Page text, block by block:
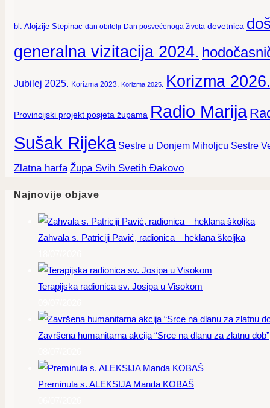
bl. Alojzije Stepinac dan obitelji Dan posvećenoga života devetnica
generalna vizitacija 2024.
Jubilej 2025. Korizma 2023. Korizma 2025. Korizma
Provincijski projekt posjeta župama Radio Marija
Sušak Rijeka Sestre u Donjem Miholjcu Sestre
Zlatna harfa Župa Svih Svetih Đakovo
Najnovije objave
Zahvala s. Patriciji Pavić, radionica – heklana školjka
Terapijska radionica sv. Josipa u Visokom
Završena humanitarna akcija “Srce na dlanu za zlatnu dob”
Preminula s. ALEKSIJA Manda KOBAŠ